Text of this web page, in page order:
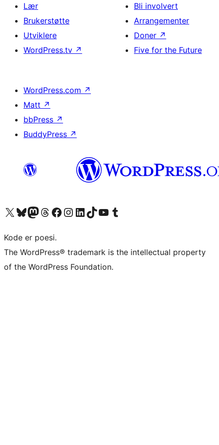
Lær
Brukerstøtte
Utviklere
WordPress.tv ↗
Bli involvert
Arrangementer
Doner ↗
Five for the Future
WordPress.com ↗
Matt ↗
bbPress ↗
BuddyPress ↗
Besøk vår konto på X Visit our Bluesky account
Besøk vår Mastodon-konto
Visit our Threads account
Besøk vår Facebook-sideBesøk vår Instagram-konto
Besøk vår LinkedIn-konto
Visit our TikTok account
Visit our YouTube channel
Visit our Tumblr account
Kode er poesi.
The WordPress® trademark is the intellectual property
of the WordPress Foundation.